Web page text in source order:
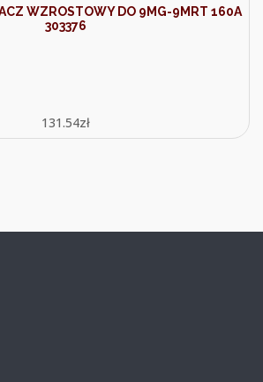
WZROSTOWY DO 9MG-9MRT 160A
303376
131.54zł